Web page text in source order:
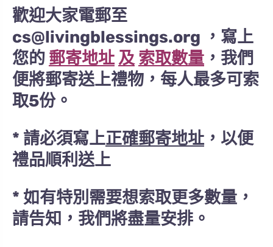
歡迎大家電郵至
cs@livingblessings.org ，寫上
您的 郵寄地址及 索取數量，我們
便將郵寄送上禮物，每人最多可索
取5份。
* 請必須寫上正確郵寄地址，以便
禮品順利送上
* 如有特別需要想索取更多數量，
請告知，我們將盡量安排。